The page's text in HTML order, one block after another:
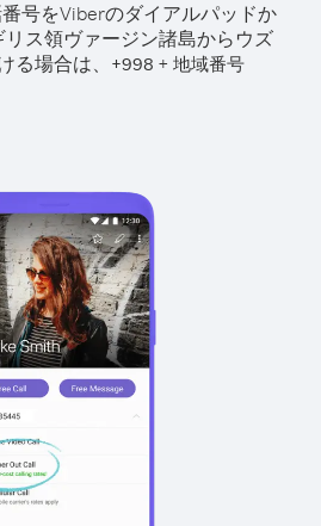
号をViberのダイアルパッドか
リス領ヴァージン諸島からウズ
る場合は、 +998 + 地域番号